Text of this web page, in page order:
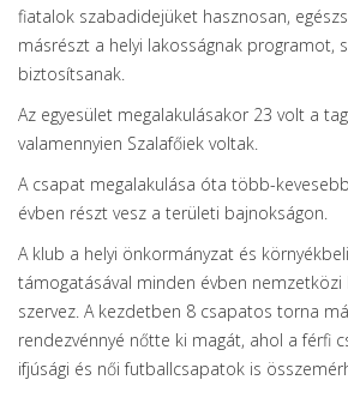
fiatalok szabadidejüket hasznosan,
másrészt a helyi lakosságnak programot,
biztosítsanak.
Az egyesület megalakulásakor 23 volt a
valamennyien Szalafőiek voltak.
A csapat megalakulása óta több-
évben részt vesz a területi bajnokságon.
A klub a helyi önkormányzat és
támogatásával minden évben
szervez. A kezdetben 8 csapatos torna
rendezvénnyé nőtte ki magát, ahol a férfi
ifjúsági és női futballcsapatok is